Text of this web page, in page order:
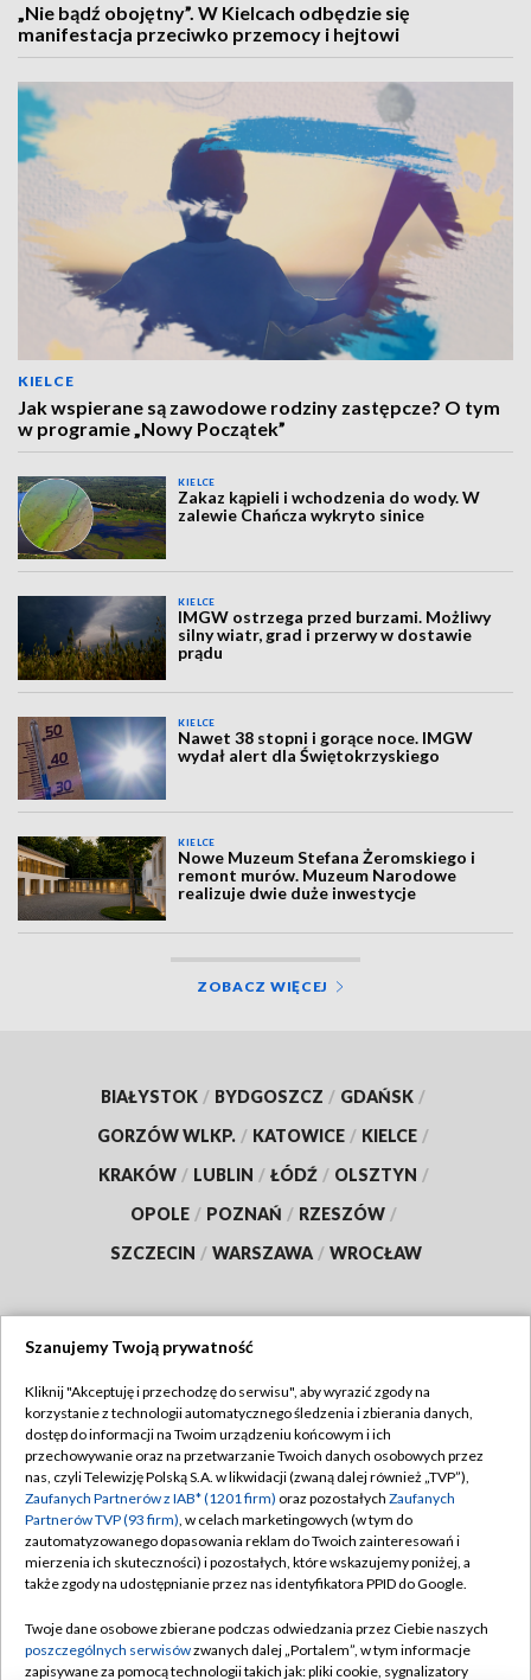
„Nie bądź obojętny”. W Kielcach odbędzie się
manifestacja przeciwko przemocy i hejtowi
KIELCE
Jak wspierane są zawodowe rodziny zastępcze? O tym
w programie „Nowy Początek”
KIELCE
Zakaz kąpieli i wchodzenia do wody. W
zalewie Chańcza wykryto sinice
KIELCE
IMGW ostrzega przed burzami. Możliwy
silny wiatr, grad i przerwy w dostawie
prądu
KIELCE
Nawet 38 stopni i gorące noce. IMGW
wydał alert dla Świętokrzyskiego
KIELCE
Nowe Muzeum Stefana Żeromskiego i
remont murów. Muzeum Narodowe
realizuje dwie duże inwestycje
ZOBACZ WIĘCEJ
BIAŁYSTOK / BYDGOSZCZ / GDAŃSK /
GORZÓW WLKP. / KATOWICE / KIELCE /
KRAKÓW / LUBLIN / ŁÓDŹ / OLSZTYN /
OPOLE / POZNAŃ / RZESZÓW /
SZCZECIN / WARSZAWA / WROCŁAW
TVP
Abonament TVP
Emisja w TVP
Centrum informacji TVP
Naziemna Telewizja Cyfrowa
Rada Programowa
Regulamin TVP
Polityka prywatności
Moje zgody
Pomoc
Kontakt
Szanujemy Twoją prywatność
Kliknij "Akceptuję i przechodzę do serwisu", aby wyrazić zgody na
korzystanie z technologii automatycznego śledzenia i zbierania danych,
dostęp do informacji na Twoim urządzeniu końcowym i ich
przechowywanie oraz na przetwarzanie Twoich danych osobowych przez
nas, czyli Telewizję Polską S.A. w likwidacji (zwaną dalej również „TVP”),
Zaufanych Partnerów z IAB* (1201 firm) oraz pozostałych Zaufanych
Partnerów TVP (93 firm), w celach marketingowych (w tym do
zautomatyzowanego dopasowania reklam do Twoich zainteresowań i
mierzenia ich skuteczności) i pozostałych, które wskazujemy poniżej, a
także zgody na udostępnianie przez nas identyfikatora PPID do Google.
Twoje dane osobowe zbierane podczas odwiedzania przez Ciebie naszych
poszczególnych serwisówzwanych dalej „Portalem”, w tym informacje
zapisywane za pomocą technologii takich jak: pliki cookie, sygnalizatory